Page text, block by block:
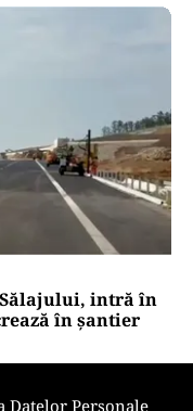
Sălajului, intră în
în șantier
Datelor Personale